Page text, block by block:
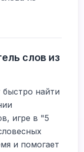
слов из
быстро найти
игре в "5
и помогает